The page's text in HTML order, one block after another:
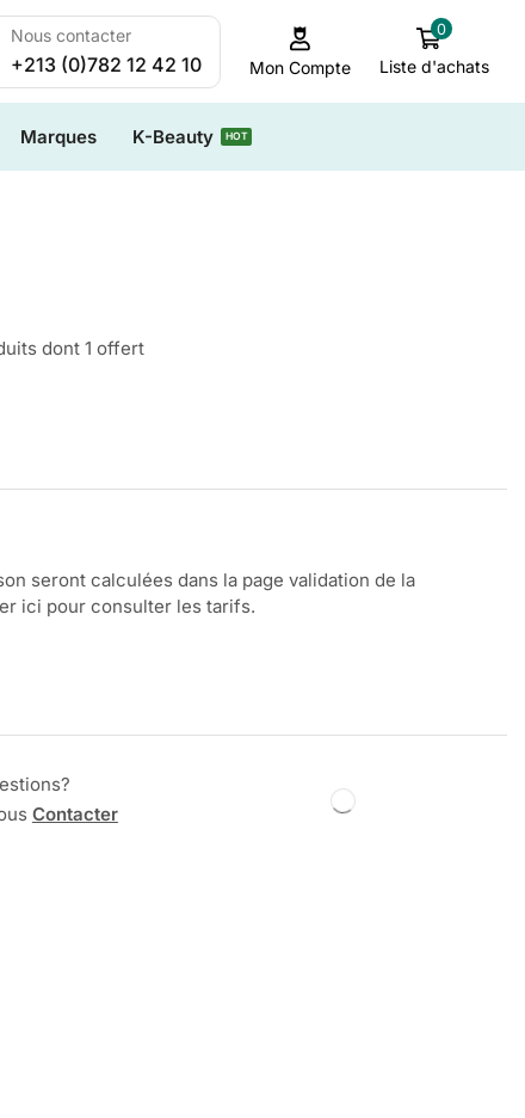
Nous contacter
+213 (0)782 12 42 10 Mon Compte
0
Liste d'achats
Marques K-Beauty HOT
dont 1 offert
seront calculées dans la page validation de la
ici pour consulter les tarifs.
Contacter